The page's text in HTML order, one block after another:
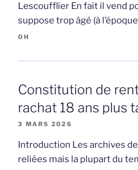
Lescoufflier En fait il vend
suppose trop âgé (à
OH
Constitution de
rachat 18 ans plus
3 MARS 2026
Introduction Les archives
reliées mais la plupart du